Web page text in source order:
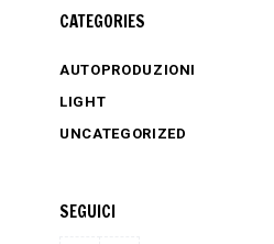
CATEGORIES
AUTOPRODUZIONI
LIGHT
UNCATEGORIZED
SEGUICI